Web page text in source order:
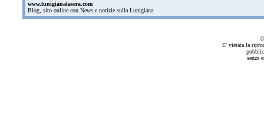
www.lunigianalasera.com
Blog, sito online con News e notizie sulla Lunigiana.
©
E' vietata la
senza